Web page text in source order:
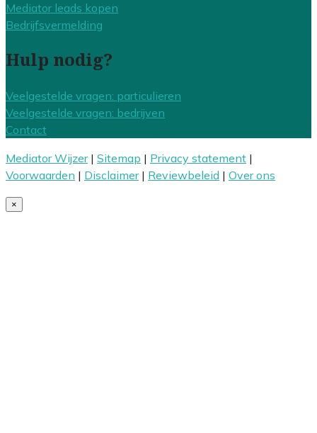
Mediator leads kopen
Bedrijfsvermelding
Hulp nodig?
Veelgestelde vragen: particulieren
Veelgestelde vragen: bedrijven
Contact
Mediator Wijzer| Sitemap | Privacy statement |
Voorwaarden | Disclaimer| Reviewbeleid | Over ons
×